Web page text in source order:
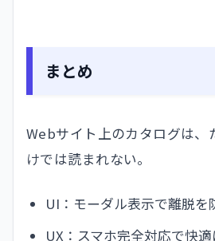
まとめ
Webサイト上のカタログは、
けでは読まれない。
UI：モーダル表示で離脱を
UX：スマホ完全対応で快